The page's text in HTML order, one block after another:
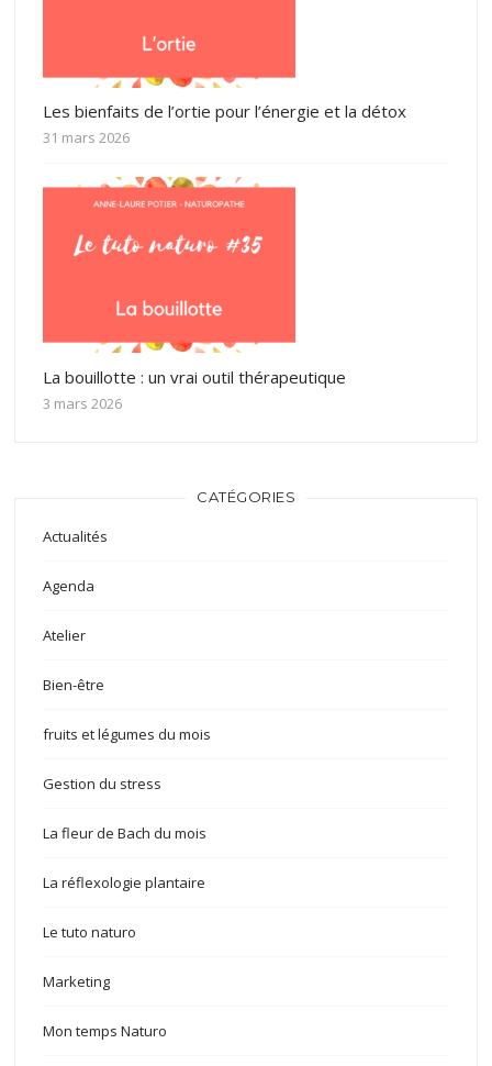
Les bienfaits de l’ortie pour l’énergie et la détox
31 mars 2026
La bouillotte : un vrai outil thérapeutique
3 mars 2026
CATÉGORIES
Actualités
Agenda
Atelier
Bien-être
fruits et légumes du mois
Gestion du stress
La fleur de Bach du mois
La réflexologie plantaire
Le tuto naturo
Marketing
Mon temps Naturo